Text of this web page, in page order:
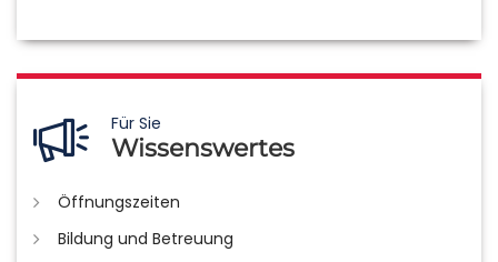
Für Sie
Wissenswertes
Öffnungszeiten
Bildung und Betreuung